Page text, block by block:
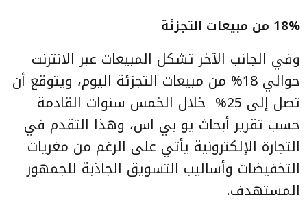
18% من مبيعات التجزئة
وفي الجانب الآخر تشكل المبيعات عبر الانترنت
حوالي 18% من مبيعات التجزئة اليوم، ويتوقع أن
تصل إلى 25%
خلال الخمس سنوات القادمة
حسب تقرير أبحاث يو بي اس، وهذا التقدم في
التجارة الإلكترونية يأتي على الرغم من مغريات
التخفيضات وأساليب التسويق الجاذبة للجمهور
المستهدف.